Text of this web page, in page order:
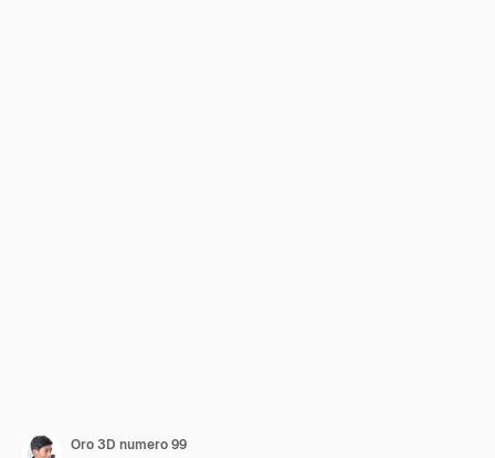
Oro 3D numero 99